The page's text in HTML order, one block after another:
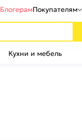
БлогерамПокупателям
Кухни и мебель